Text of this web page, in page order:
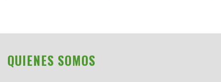
QUIENES SOMOS